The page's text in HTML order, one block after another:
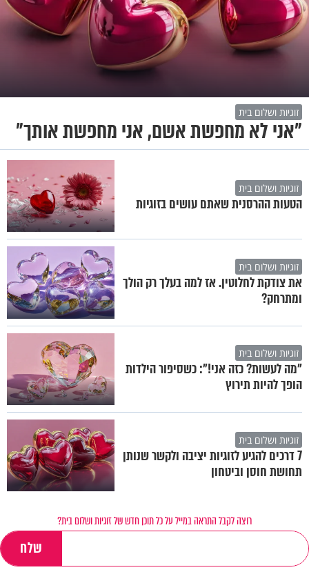
זוגיות ושלום בית
"אני לא מחפשת אשם, אני מחפשת אותך"
זוגיות ושלום בית
הטעות ההרסנית שאתם עושים בזוגיות
זוגיות ושלום בית
את צודקת לחלוטין. אז למה בעלך רק הולך
ומתרחק?
זוגיות ושלום בית
"מה לעשות? כזה אני!": כשסיפור הילדות
הופך להיות תירוץ
זוגיות ושלום בית
7 דרכים להגיע לזוגיות יציבה ולקשר שנותן
תחושת חוסן וביטחון
רוצה לקבל התראה במייל על כל תוכן חדש של זוגיות ושלום בית?